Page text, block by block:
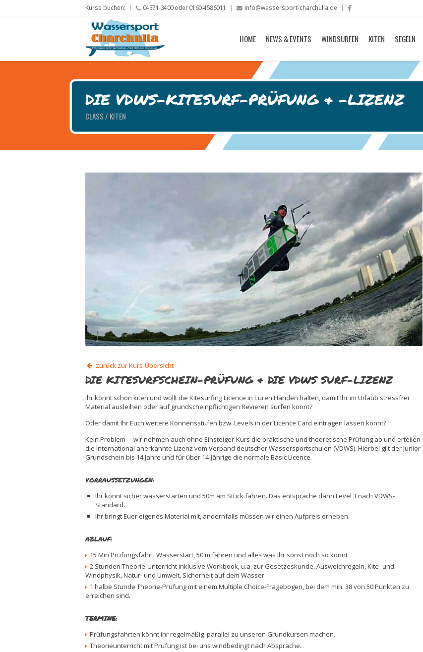
Kurse buchen: 04371-3400 oder 0160-4586011 info@wassersport-charchulla.de
HOME NEWS & EVENTS WINDSURFEN KITEN SEGELN
DIE VDWS-KITESURF-PRÜFUNG & -LIZENZ
CLASS / KITEN
zurück zur Kurs-Übersicht
DIE KITESURFSCHEIN-PRÜFUNG & DIE VDWS SURF-LIZENZ
Ihr könnt schon kiten und wollt die Kitesurfing Licence in Euren Händen halten, damit Ihr im Urlaub stressfrei
Material ausleihen oder auf grundscheinpflichtigen Revieren surfen könnt?
Oder damit Ihr Euch weitere Könnensstufen bzw. Levels in der Licence Card eintragen lassen könnt?
Kein Problem – wir nehmen auch ohne Einsteiger-Kurs die praktische und theoretische Prüfung ab und erteilen
die international anerkannte Lizenz vom Verband deutscher Wassersportschulen (VDWS). Hierbei gilt der Junior-
Grundschein bis 14 Jahre und für über 14-Jährige die normale Basic Licence.
VORRAUSSETZUNGEN:
Ihr könnt sicher wasserstarten und 50m am Stück fahren. Das entspräche dann Level 3 nach VDWS-
Standard.
Ihr bringt Euer eigenes Material mit, andernfalls müssen wir einen Aufpreis erheben.
ABLAUF:
15 Min Prüfungsfahrt: Wasserstart, 50 m fahren und alles was Ihr sonst noch so könnt
2 Stunden Theorie-Unterricht inklusive Workbook, u.a. zur Gesetzeskunde, Ausweichregeln, Kite- und
Windphysik, Natur- und Umwelt, Sicherheit auf dem Wasser.
1 halbe Stunde Theorie-Prüfung mit einem Multiple Choice-Fragebogen, bei dem min. 38 von 50 Punkten zu
erreichen sind.
TERMINE:
Prüfungsfahrten könnt ihr regelmäßig parallel zu unseren Grundkursen machen.
Theorieunterricht mit Prüfung ist bei uns windbedingt nach Absprache.